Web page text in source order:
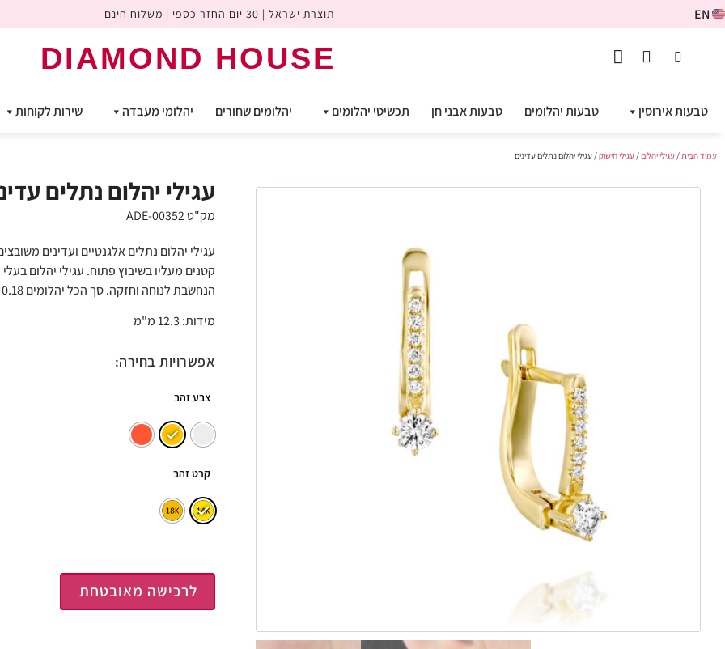
EN תוצרת ישראל | 30 יום החזר כספי | משלוח חינם
DIAMOND HOUSE
טבעות אירוסין טבעות יהלומים טבעות אבני חן תכשיטי יהלומים יהלומים שחורים יהלומי מעבדה שירות לקוחות
עמוד הבית/עגילי יהלום/עגילי חישוק/ עגילי יהלום נתלים עדינים
עגילי יהלום נתלים
מק"ט ADE-00352
קטנים מעליו בשיבוץ פתוח. עגילי יהלום
הנחשבת לנוחה וחזקה. סך הכל יהלומים 0.18 קראט
מידות: 12.3 מ"מ
אפשרויות בחירה:
צבע זהב
קרט זהב
לרכישה מאובטחת